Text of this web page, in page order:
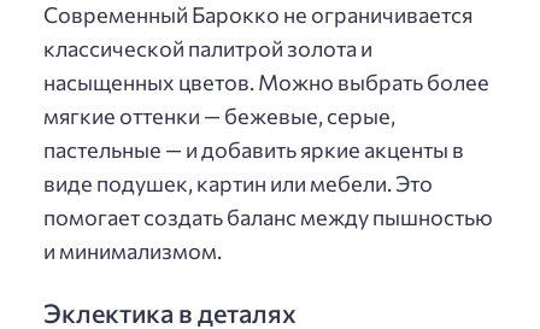
Современный Барокко не ограничивается
классической палитрой золота и
насыщенных цветов. Можно выбрать более
мягкие оттенки — бежевые, серые,
пастельные — и добавить яркие акценты в
виде подушек, картин или мебели. Это
помогает создать баланс между пышностью
и минимализмом.
Эклектика в деталях